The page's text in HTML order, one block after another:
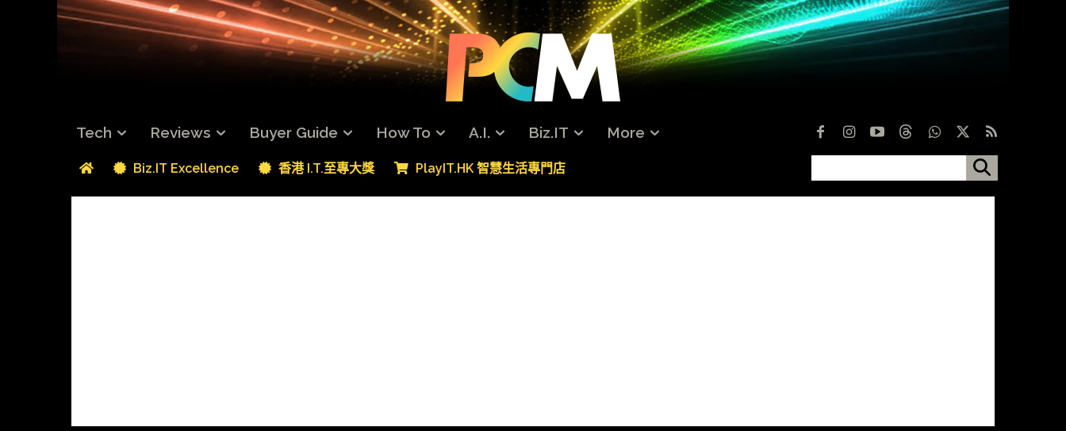
Tech Reviews Buyer Guide How To A.I. Biz.IT More
Biz.IT Excellence 香港 I.T.至專大獎 PlayIT.HK 智慧生活專門店